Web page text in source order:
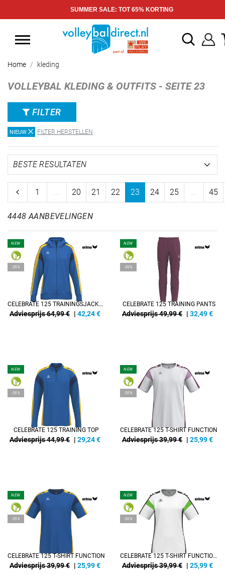
SUMMER SALE: TOT 65% KORTING
Home kleding
VOLLEYBAL KLEDING & OUTFITS - SEITE 23
FILTER
NIEUW FILTER HERSTELLEN
1 ... 20 21 22 23 24 25 ... 45
4448 AANBEVELINGEN
NEW
-35%
CELEBRATE 125 TRAININGSJACKE MIT KAPUZE DAMEN
Adviesprijs 64,99 € | 42,24€
NEW
-35%
CELEBRATE 125 TRAINING PANTS
Adviesprijs 49,99 € | 32,49€
NEW
-35%
CELEBRATE 125 TRAINING TOP
Adviesprijs 44,99 € | 29,24€
NEW
-35%
CELEBRATE 125 T-SHIRT FUNCTION
Adviesprijs 39,99 € | 25,99€
NEW
-35%
CELEBRATE 125 T-SHIRT FUNCTION
Adviesprijs 39,99 € | 25,99€
NEW
-35%
CELEBRATE 125 T-SHIRT FUNCTION DAMEN
Adviesprijs 39,99 € | 25,99€